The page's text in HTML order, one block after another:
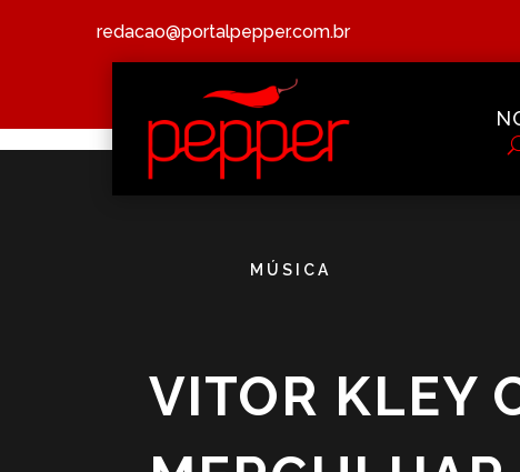
redacao@portalpepper.com.br
MÚSICA
VITOR KLEY